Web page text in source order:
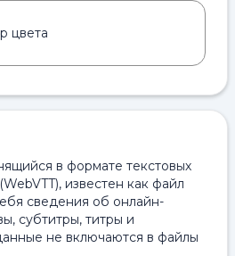
цвета
в формате текстовых
известен как файл
сведения об онлайн-
субтитры, титры и
не включаются в файлы